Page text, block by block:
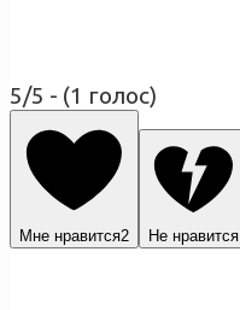
5/5 - (1 голос)
Мне нравится2 Не нравится